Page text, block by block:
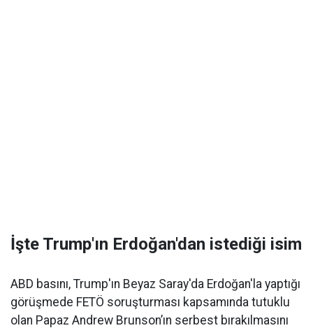
İşte Trump'ın Erdoğan'dan istediği isim
ABD basını, Trump'ın Beyaz Saray'da Erdoğan'la yaptığı
görüşmede FETÖ soruşturması kapsamında tutuklu
olan Papaz Andrew Brunson’ın serbest bırakılmasını